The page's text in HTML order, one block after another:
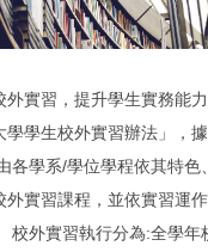
外實習，提升學生實務能
學學生校外實習辦法」，
各學系/學位學程依其特色
外實習課程，並依實習運
校外實習執行分為:全學年